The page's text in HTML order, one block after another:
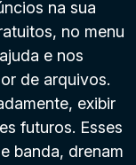
na sua
no menu
e nos
de arquivos.
exibir
futuros. Esses
banda, drenam